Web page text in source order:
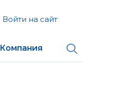
Войти на сайт
Компания